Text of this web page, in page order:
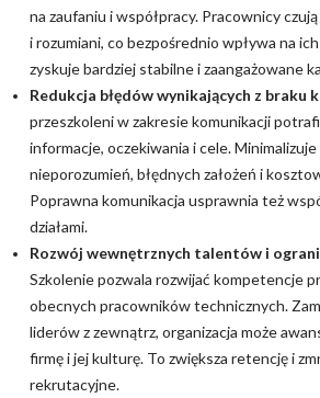
na zaufaniu i współpracy. Pracownicy
i rozumiani, co bezpośrednio wpływa na
zyskuje bardziej stabilne i zaangażowane
Redukcja błędów wynikających z braku
przeszkoleni w zakresie komunikacji
informacje, oczekiwania i cele.
nieporozumień, błędnych założeń i
Poprawna komunikacja usprawnia też
działami.
Rozwój wewnętrznych talentów i
Szkolenie pozwala rozwijać kompetencje
obecnych pracowników technicznych.
liderów z zewnątrz, organizacja może
firmę i jej kulturę. To zwiększa retencję i
rekrutacyjne.